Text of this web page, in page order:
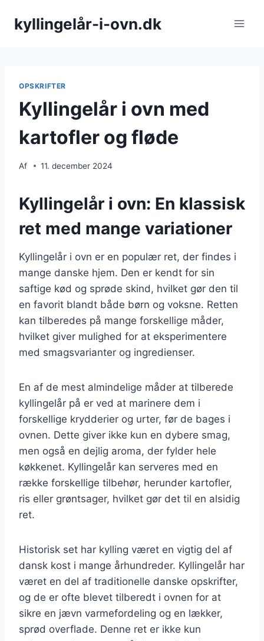
kyllingelår-i-ovn.dk
OPSKRIFTER
Kyllingelår i ovn med
kartofler og fløde
Af 11. december 2024
Kyllingelår i ovn: En klassisk
ret med mange variationer
Kyllingelår i ovn er en populær ret, der findes i
mange danske hjem. Den er kendt for sin
saftige kød og sprøde skind, hvilket gør den til
en favorit blandt både børn og voksne. Retten
kan tilberedes på mange forskellige måder,
hvilket giver mulighed for at eksperimentere
med smagsvarianter og ingredienser.
En af de mest almindelige måder at tilberede
kyllingelår på er ved at marinere dem i
forskellige krydderier og urter, før de bages i
ovnen. Dette giver ikke kun en dybere smag,
men også en dejlig aroma, der fylder hele
køkkenet. Kyllingelår kan serveres med en
række forskellige tilbehør, herunder kartofler,
ris eller grøntsager, hvilket gør det til en alsidig
ret.
Historisk set har kylling været en vigtig del af
dansk kost i mange århundreder. Kyllingelår har
været en del af traditionelle danske opskrifter,
og de er ofte blevet tilberedt i ovnen for at
sikre en jævn varmefordeling og en lækker,
sprød overflade. Denne ret er ikke kun